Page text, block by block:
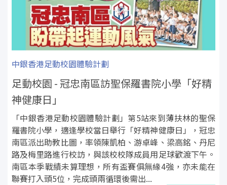
中銀香港足動校園體驗計劃
足動校園 - 冠忠南區訪聖保羅書院小學「好精
神健康日」
「中銀香港足動校園體驗計劃」第5站來到薄扶林的聖保
羅書院小學，適逢學校當日舉行「好精神健康日」，冠忠
南區派出助教比圖，率領陳凱柏、游卓峰、梁高銘、丹尼
路及梅里路進行校訪，與該校校隊成員用足球歡渡下午。
南區本季戰績未算理想，所有盃賽俱無緣4強，亦未能在
聯賽打入頭5位，完成頭兩循環後需出...